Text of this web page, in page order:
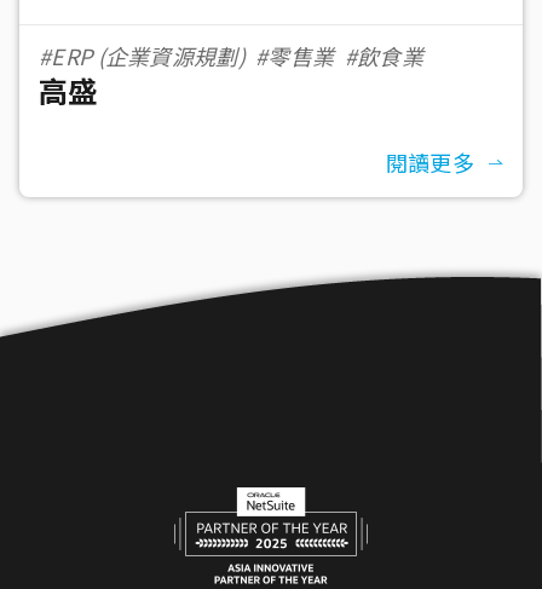
#ERP (企業資源規劃) #零售業 #飲食業
高盛
閱讀更多